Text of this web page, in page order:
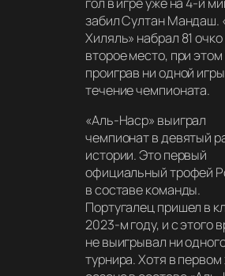
забил Султан Мандаш.
Хиляль» набрал 81
второе место, при этом
проиграв ни одной
течение чемпионата.
«Аль-Наср» выиграл
чемпионат в девятый
истории. Это первый
официальный трофей
в составе команды.
Португалец пришел в
2023-м году, и с этого
не выигрывал ни
турнира. Хотя в